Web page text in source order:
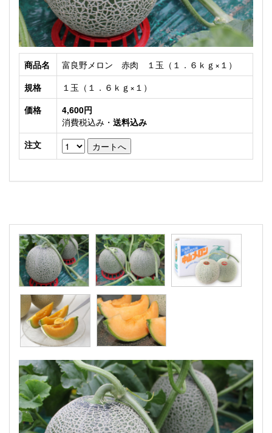
商品名
富良野メロン 赤肉 １玉（１．６ｋｇ×１）
規格
１玉（１．６ｋｇ×１）
価格
4,600円
消費税込み・ 送料込み
注文